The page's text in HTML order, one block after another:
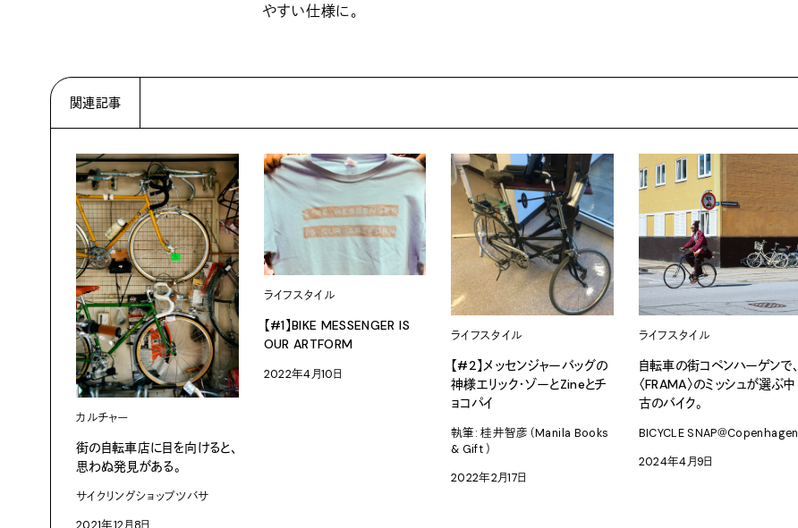
やすい仕様に。
関連記事
カルチャー
街の自転車店に目を向けると、
思わぬ発見がある。
サイクリングショップツバサ
2021年12月8日
ライフスタイル
【#1】BIKE MESSENGER IS
OUR ARTFORM
2022年4月10日
ライフスタイル
【#2】メッセンジャーバッグの
神様エリック・ゾーとZineとチ
ョコパイ
執筆: 桂井智彦（Manila Books
& Gift ）
2022年2月17日
ライフスタイル
自転車の街コペンハーゲンで、
〈FRAMA〉のミッシュが選ぶ中
古のバイク。
BICYCLE SNAP＠Copenhagen
2024年4月9日